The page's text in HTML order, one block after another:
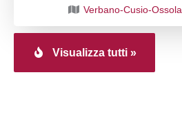
Verbano-Cusio-Ossola
Visualizza tutti »